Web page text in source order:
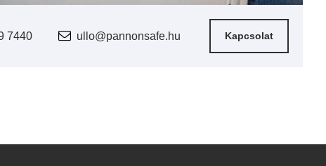
7440 ullo@pannonsafe.hu Kapcsolat